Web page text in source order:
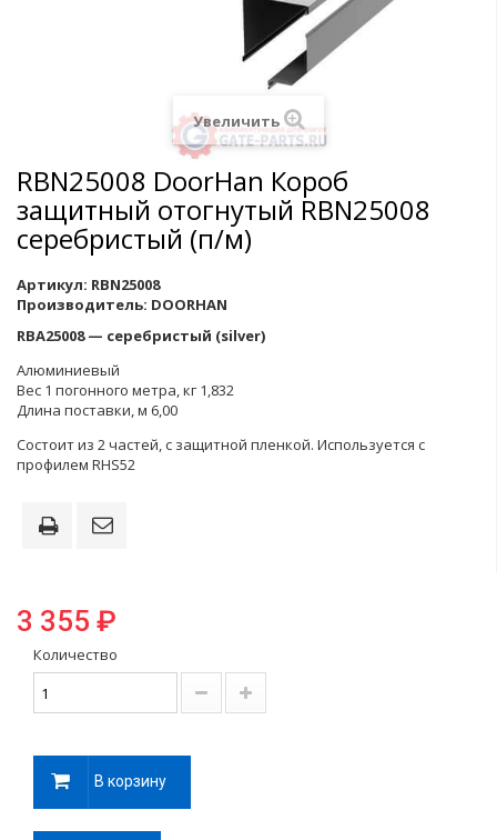
Увеличить
RBN25008 DoorHan Короб
защитный отогнутый RBN25008
серебристый (п/м)
Артикул: RBN25008
Производитель: DOORHAN
RBA25008 — серебристый (silver)
Алюминиевый
Вес 1 погонного метра, кг 1,832
Длина поставки, м 6,00
Состоит из 2 частей, с защитной пленкой. Используется с
профилем RHS52
3 355 ₽
Количество
В корзину